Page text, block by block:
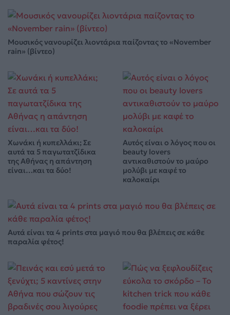
Μουσικός νανουρίζει λιοντάρια παίζοντας το «November
rain» (βίντεο)
Χωνάκι ή κυπελλάκι; Σε
αυτά τα 5 παγωτατζίδικα
της Αθήνας η απάντηση
είναι…και τα δύο!
Αυτός είναι ο λόγος που οι
beauty lovers
αντικαθιστούν το μαύρο
μολύβι με καφέ το
καλοκαίρι
Αυτά είναι τα 4 prints στα μαγιό που θα βλέπεις σε κάθε
παραλία φέτος!